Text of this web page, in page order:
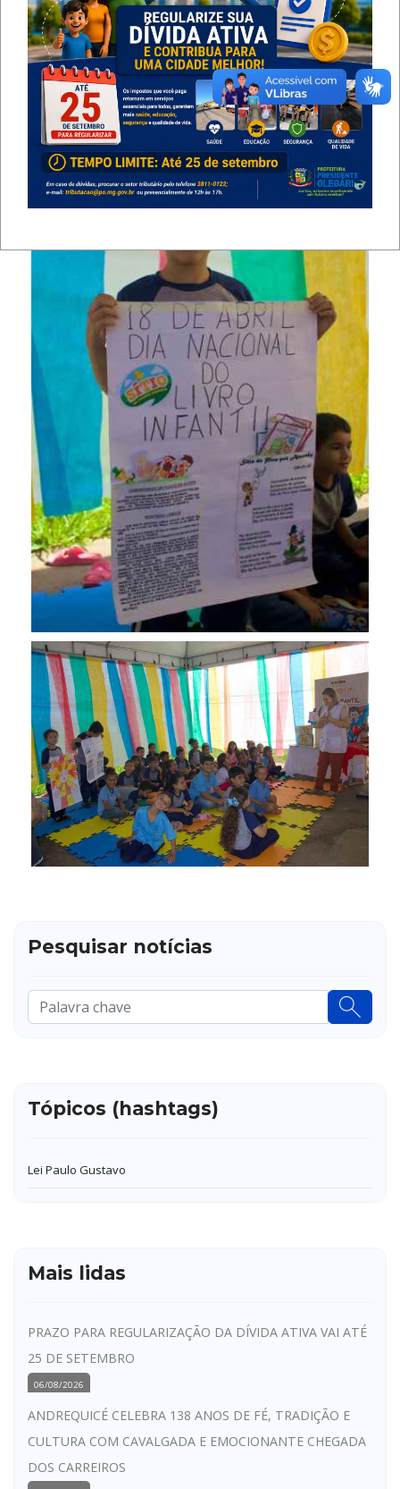
Pesquisar notícias
Pesquisar
Tópicos (hashtags)
Lei Paulo Gustavo
Mais lidas
PRAZO PARA REGULARIZAÇÃO DA DÍVIDA ATIVA VAI ATÉ
25 DE SETEMBRO
06/08/2026
ANDREQUICÉ CELEBRA 138 ANOS DE FÉ, TRADIÇÃO E
CULTURA COM CAVALGADA E EMOCIONANTE CHEGADA
DOS CARREIROS